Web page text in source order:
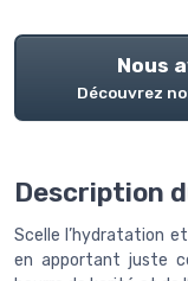
Nous
Découvrez
Description
Scelle l’hydratation
en apportant juste